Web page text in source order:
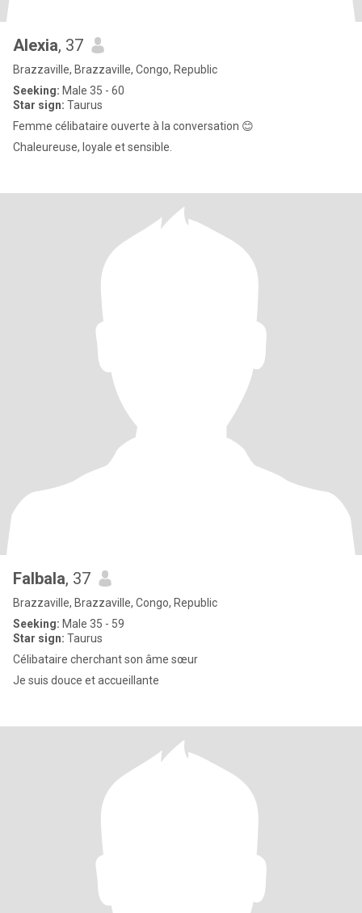
Alexia, 37
Brazzaville, Brazzaville, Congo, Republic
Seeking: Male 35 - 60
Star sign: Taurus
Femme célibataire ouverte à la conversation 😊
Chaleureuse, loyale et sensible.
Falbala, 37
Brazzaville, Brazzaville, Congo, Republic
Seeking: Male 35 - 59
Star sign: Taurus
Célibataire cherchant son âme sœur
Je suis douce et accueillante